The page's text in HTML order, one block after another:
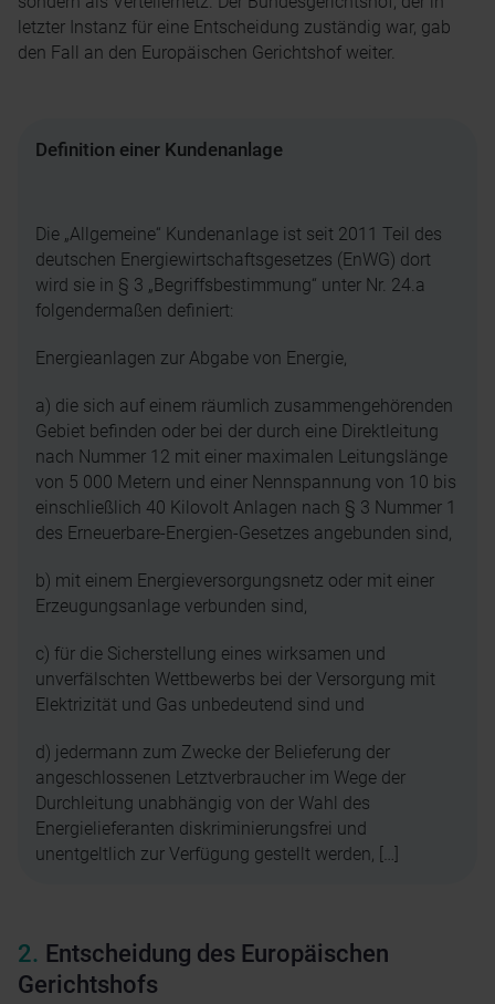
letzter Instanz für eine Entscheidung zuständig war, gab
den Fall an den Europäischen Gerichtshof weiter.
Definition einer Kundenanlage
Die „Allgemeine“ Kundenanlage ist seit 2011 Teil des
deutschen Energiewirtschaftsgesetzes (EnWG) dort
wird sie in § 3 „Begriffsbestimmung“ unter Nr. 24.a
folgendermaßen definiert:
Energieanlagen zur Abgabe von Energie,
a) die sich auf einem räumlich zusammengehörenden
Gebiet befinden oder bei der durch eine Direktleitung
nach Nummer 12 mit einer maximalen Leitungslänge
von 5 000 Metern und einer Nennspannung von 10 bis
einschließlich 40 Kilovolt Anlagen nach § 3 Nummer 1
des Erneuerbare-Energien-Gesetzes angebunden sind,
b) mit einem Energieversorgungsnetz oder mit einer
Erzeugungsanlage verbunden sind,
c) für die Sicherstellung eines wirksamen und
unverfälschten Wettbewerbs bei der Versorgung mit
Elektrizität und Gas unbedeutend sind und
d) jedermann zum Zwecke der Belieferung der
angeschlossenen Letztverbraucher im Wege der
Durchleitung unabhängig von der Wahl des
Energielieferanten diskriminierungsfrei und
unentgeltlich zur Verfügung gestellt werden, […]
Entscheidung des Europäischen
Gerichtshofs